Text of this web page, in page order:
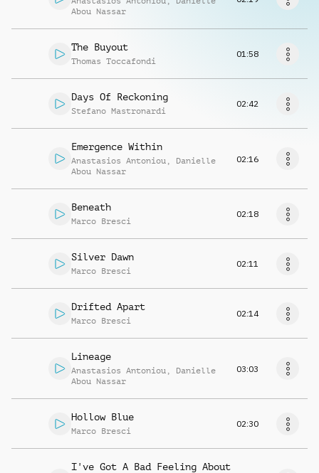
Abou Nassar
The Buyout
Thomas Toccafondi
01:58
Days Of Reckoning
Stefano Mastronardi
02:42
Emergence Within
Anastasios Antoniou , Danielle
Abou Nassar
02:16
Beneath
Marco Bresci
02:18
Silver Dawn
Marco Bresci
02:11
Drifted Apart
Marco Bresci
02:14
Lineage
Anastasios Antoniou , Danielle
Abou Nassar
03:03
Hollow Blue
Marco Bresci
02:30
I've Got A Bad Feeling About